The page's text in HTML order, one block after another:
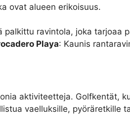
ovat alueen erikoisuus.
palkittu ravintola, joka tarjoaa
Playa: Kaunis
aktiviteetteja. Golfkentät,
vaelluksille, pyöräretkille